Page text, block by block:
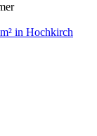
in Hochkirch